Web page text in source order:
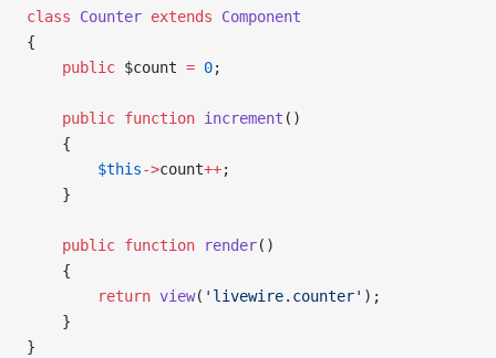
class Counter extends Component
{
    public
$count = 0;
    public
function increment ()
    {
        $this
->count++;
    }
    public
function render()
    {
        return
view( 'livewire.counter' );
    }
}